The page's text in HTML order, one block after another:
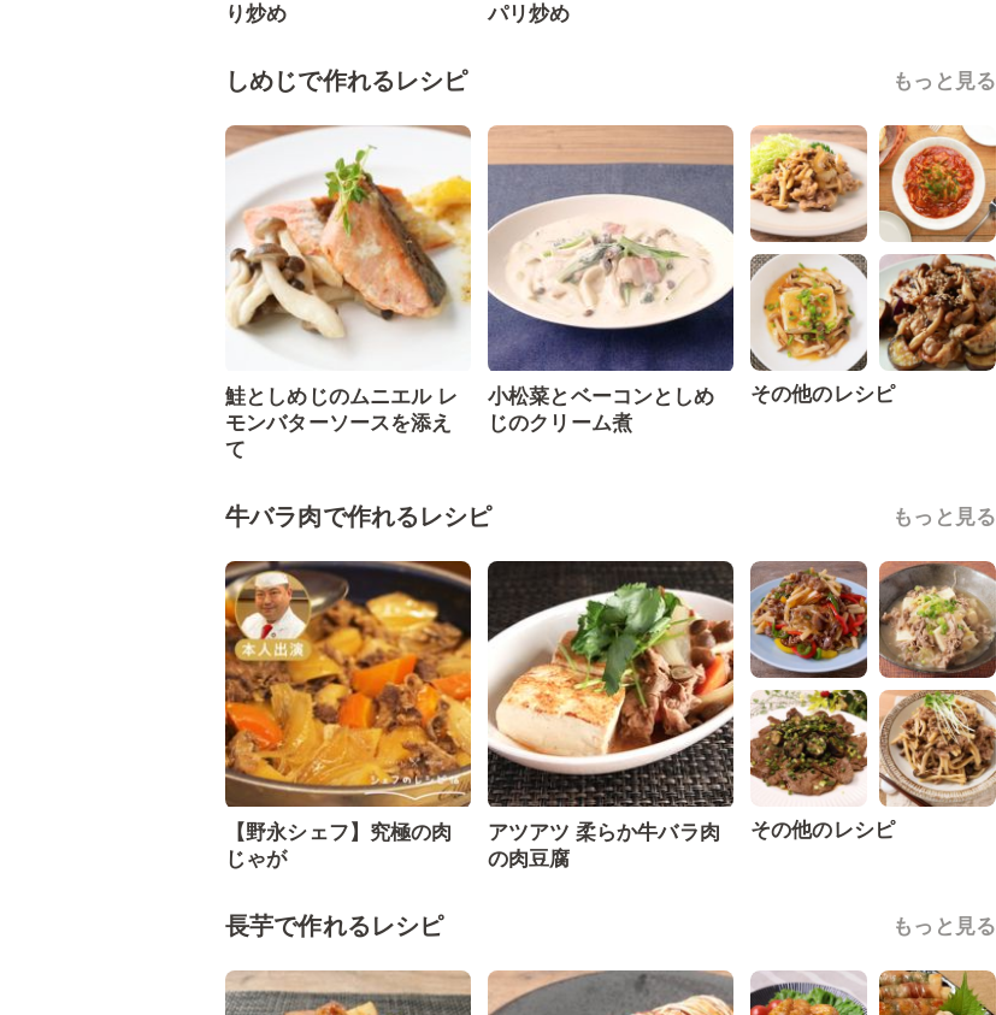
り炒め
パリ炒め
しめじで作れるレシピ もっと見る
鮭としめじのムニエル レ
モンバターソースを添え
て
小松菜とベーコンとしめ
じのクリーム煮
その他のレシピ
牛バラ肉で作れるレシピ もっと見る
【野永シェフ】究極の肉
じゃが
アツアツ 柔らか牛バラ肉
の肉豆腐
その他のレシピ
長芋で作れるレシピ もっと見る